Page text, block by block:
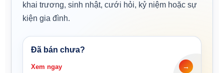
khai trương, sinh nhật, cưới hỏi, kỷ niệm hoặc sự
kiện gia đình.
Đã bán chưa?
Xem ngay